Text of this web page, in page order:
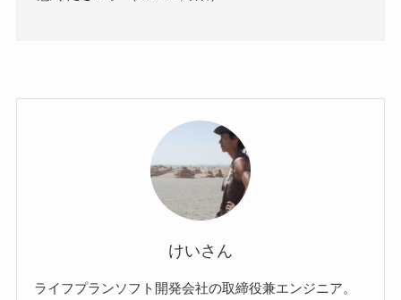
けいさん
ライフプランソフト開発会社の取締役兼エンジニア。